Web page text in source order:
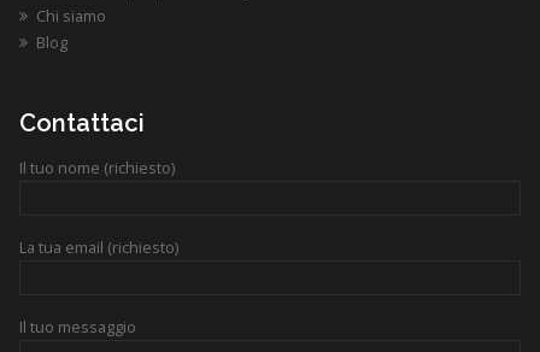
Chi siamo
Blog
Contattaci
Il tuo nome (richiesto)
La tua email (richiesto)
Il tuo messaggio